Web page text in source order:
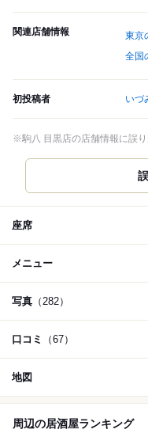
関連店舗情報
東京
全国
初投稿者 いづ
※駒八 目黒店の店舗情報に誤り
座席
メニュー
写真 （282）
口コミ （67）
地図
周辺の居酒屋ランキング